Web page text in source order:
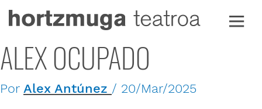
al
ALEX OCUPADO
Por Alex Antúnez / 20/Mar/2025